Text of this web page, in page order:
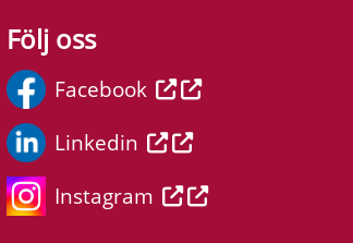
Följ oss
Facebook
Linkedin
Instagram